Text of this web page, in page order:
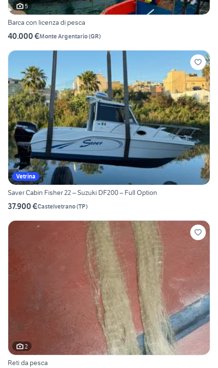
5
Barca con licenza di pesca
40.000 €Monte Argentario(GR)
Vetrina
Saver Cabin Fisher 22 – Suzuki DF200 – Full Option
37.900 €Castelvetrano(TP)
2
Reti da pesca